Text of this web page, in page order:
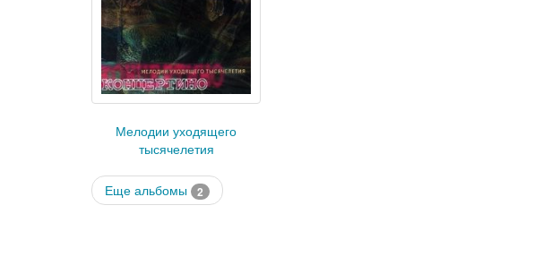
Мелодии уходящего
тысячелетия
Еще альбомы 2